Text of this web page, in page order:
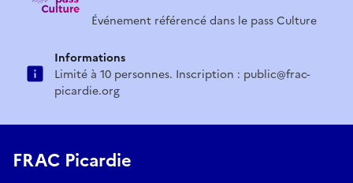
Événement référencé dans le pass Culture
Informations
Limité à 10 personnes. Inscription : public@frac-
picardie.org
FRAC Picardie